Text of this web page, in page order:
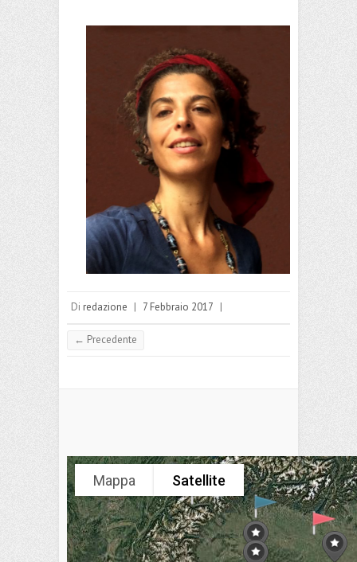
Di redazione | 7 Febbraio 2017 |
← Precedente
Mappa Satellite